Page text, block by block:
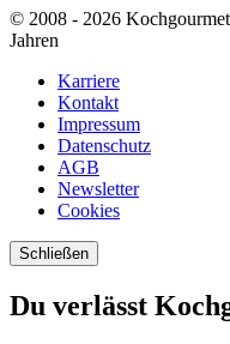
© 2008 - 2026
Jahren
Karriere
Kontakt
Impressum
Datenschutz
AGB
Newsletter
Cookies
Schließen
Du verlässt